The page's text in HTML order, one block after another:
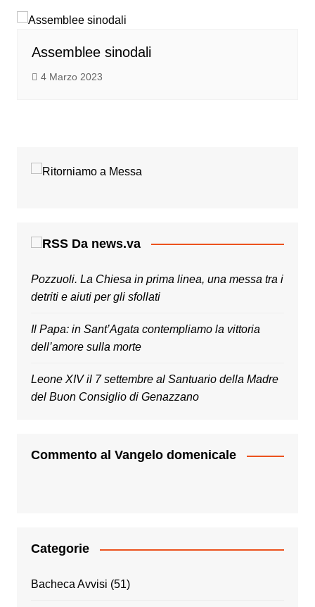
Assemblee sinodali
4 Marzo 2023
Da news.va
Pozzuoli. La Chiesa in prima linea, una messa tra i
detriti e aiuti per gli sfollati
Il Papa: in Sant’Agata contempliamo la vittoria
dell’amore sulla morte
Leone XIV il 7 settembre al Santuario della Madre
del Buon Consiglio di Genazzano
Commento al Vangelo domenicale
Categorie
Bacheca Avvisi (51)